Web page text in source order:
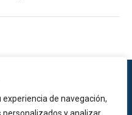
de navegación,